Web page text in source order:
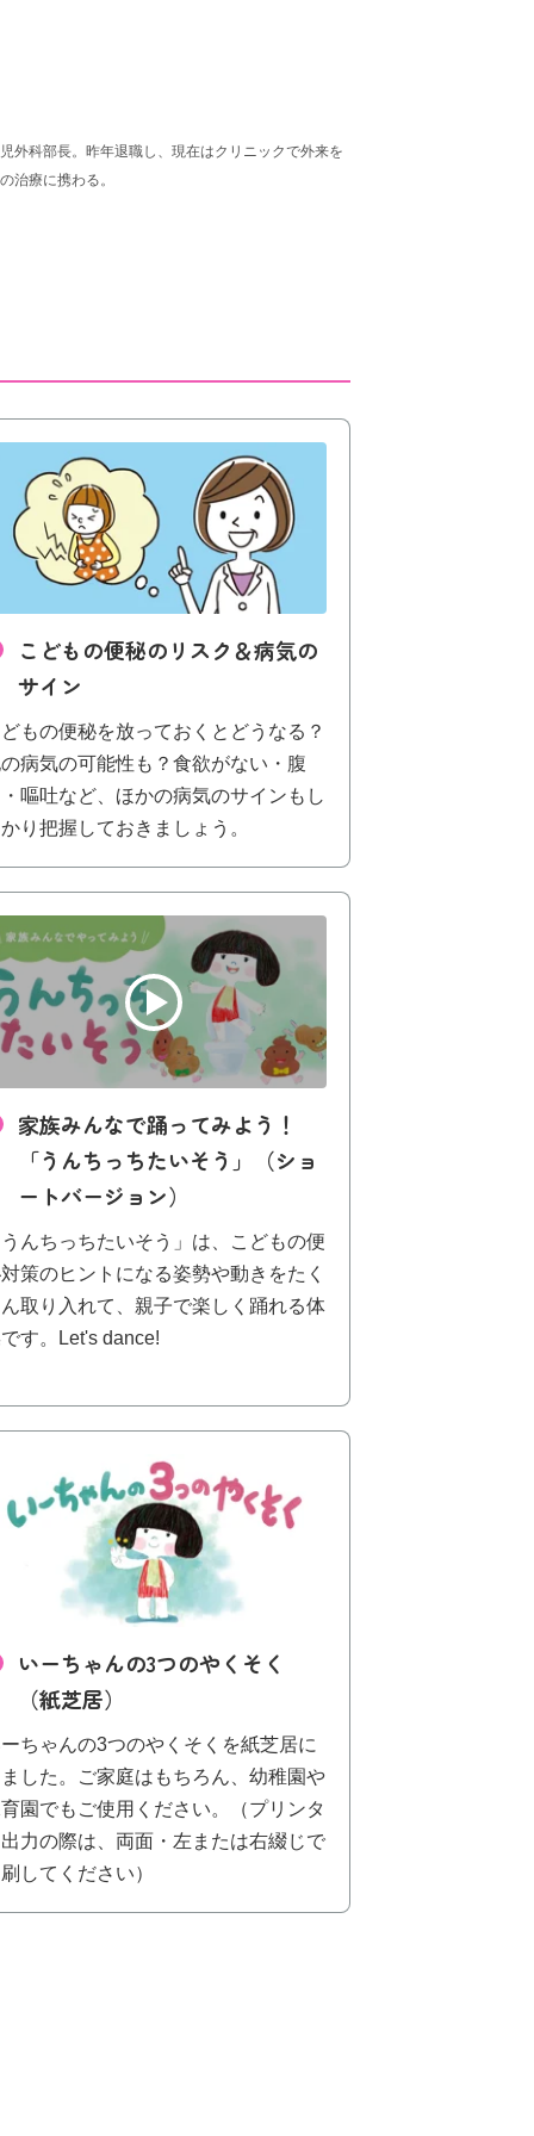
外科部長。昨年退職し、現在はクリニックで外来を
治療に携わる。
こどもの便秘のリスク＆病気の
サイン
もの便秘を放っておくとどうなる？
病気の可能性も？食欲がない・腹
嘔吐など、ほかの病気のサインもし
り把握しておきましょう。
家族みんなで踊ってみよう！
「うんちっちたいそう」（ショ
ートバージョン）
んちっちたいそう」は、こどもの便
策のヒントになる姿勢や動きをたく
取り入れて、親子で楽しく踊れる体
す。Let's dance!
いーちゃんの3つのやくそく
（紙芝居）
ちゃんの3つのやくそくを紙芝居に
した。ご家庭はもちろん、幼稚園や
園でもご使用ください。（プリンタ
力の際は、両面・左または右綴じで
してください）